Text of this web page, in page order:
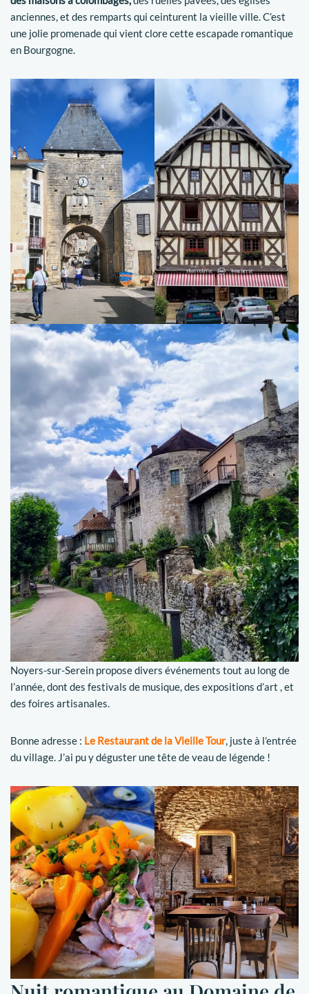
anciennes, et des remparts qui ceinturent la vieille ville. C’est
une jolie promenade qui vient clore cette escapade romantique
en Bourgogne.
Noyers-sur-Serein propose divers événements tout au long de
l’année, dont des festivals de musique, des expositions d’art , et
des foires artisanales.
Bonne adresse : Le Restaurant de la Vieille Tour, juste à l’entrée
du village. J’ai pu y déguster une tête de veau de légende !